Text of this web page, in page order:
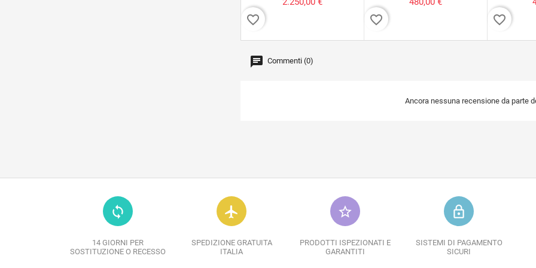
favorite_border favorite_border favorite_border
Commenti (0)
Ancora nessuna recensione da parte
loop
14 GIORNI PER
SOSTITUZIONE O RECESSO
flight
SPEDIZIONE GRATUITA
ITALIA
star_border
PRODOTTI ISPEZIONATI E
GARANTITI
lock_outline
SISTEMI DI PAGAMENTO
SICURI